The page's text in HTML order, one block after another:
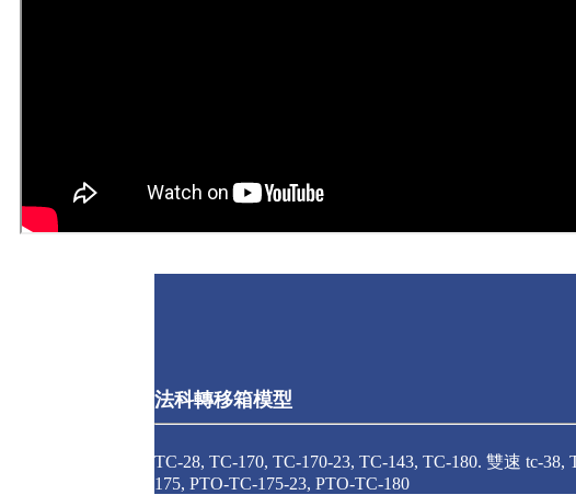
法科轉移箱模型
TC-28, TC-170, TC-170-23, TC-143, TC-180. 雙速 tc-
175, PTO-TC-175-23, PTO-TC-180